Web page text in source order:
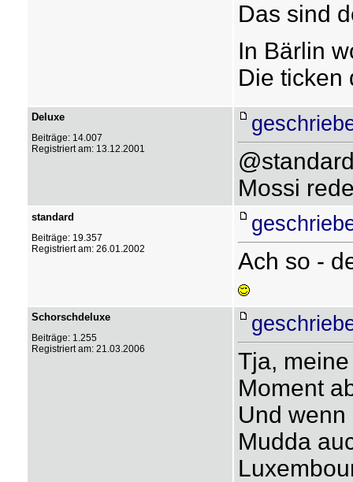
Das sind
In Bärlin
Die ticken
Deluxe
Beiträge: 14.007
Registriert am: 13.12.2001
Mossi
standard
Beiträge: 19.357
Registriert am: 26.01.2002
Ach so -
Schorschdeluxe
Beiträge: 1.255
Registriert am: 21.03.2006
Tja,
Moment
Und
Mudda